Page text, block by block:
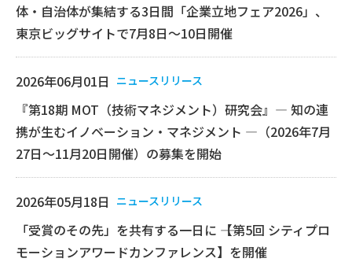
体・自治体が集結する3日間「企業立地フェア2026」、
東京ビッグサイトで7月8日〜10日開催
2026年06月01日 ニュースリリース
『第18期 MOT（技術マネジメント）研究会』― 知の連
携が生むイノベーション・マネジメント ―（2026年7月
27日～11月20日開催）の募集を開始
2026年05月18日 ニュースリリース
「受賞のその先」を共有する一日に ――【第5回 シティプロ
モーションアワードカンファレンス】を開催